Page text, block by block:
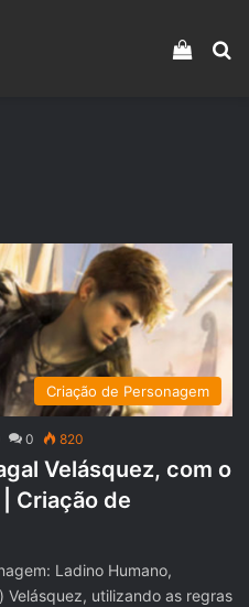
Veja
Criação de Personagem
0 820
Velásquez, com o
Criação de
Ladino Humano,
Velásquez, utilizando as regras